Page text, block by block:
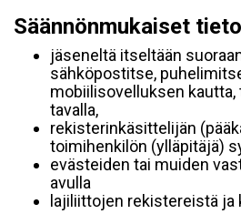
Säännönmukaiset
jäseneltä itseltään
sähköpostitse,
mobiilisovelluksen kautta,
tavalla,
rekisterinkäsittelijän
toimihenkilön (ylläpitäjä)
evästeiden tai muiden
avulla
lajiliittojen rekistereistä